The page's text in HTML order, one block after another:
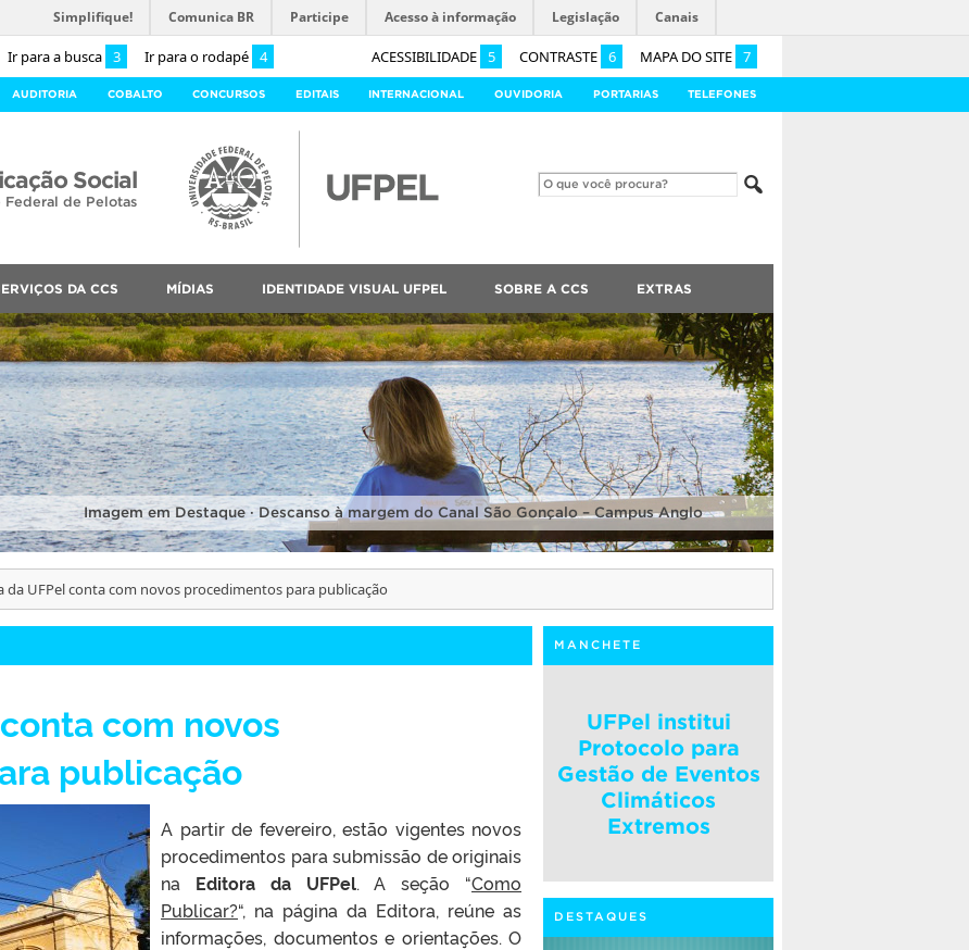
Ir para a busca 3 Ir para o rodapé 4 ACESSIBILIDADE 5 CONTRASTE 6 MAPA DO SITE 7
Simplifique! Comunica BR Participe Acesso à informação Legislação Canais
AUDITORIA COBALTO CONCURSOS EDITAIS INTERNACIONAL OUVIDORIA PORTARIAS TELEFONES
Social
Federal de Pelotas
DA CCS MÍDIAS IDENTIDADE VISUAL UFPEL SOBRE A CCS EXTRAS
Imagem em Destaque · Descanso à margem do Canal São Gonçalo – Campus Anglo
da UFPel conta com novos procedimentos para publicação
com novos
publicação
A partir de fevereiro, estão vigentes novos
procedimentos para submissão de originais
na Editora da UFPel. A seção “Como
Publicar?“, na página da Editora, reúne as
informações, documentos e orientações. O
MANCHETE
UFPel institui
Protocolo para
Gestão de Eventos
Climáticos
Extremos
DESTAQUES